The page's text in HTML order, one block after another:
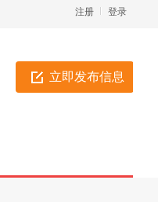
登录
注册
立即发布信息